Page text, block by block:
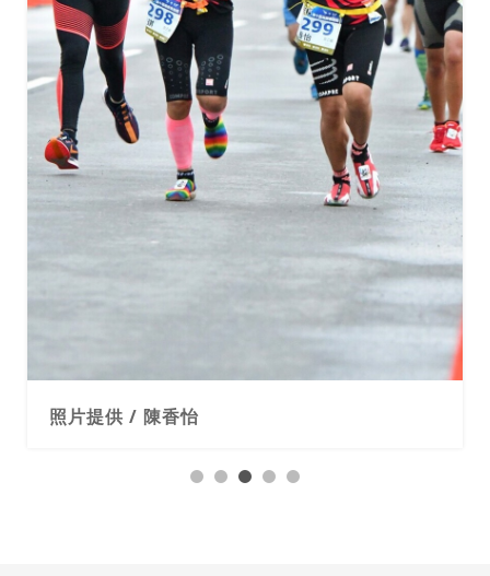
照片提供 / 陳香怡